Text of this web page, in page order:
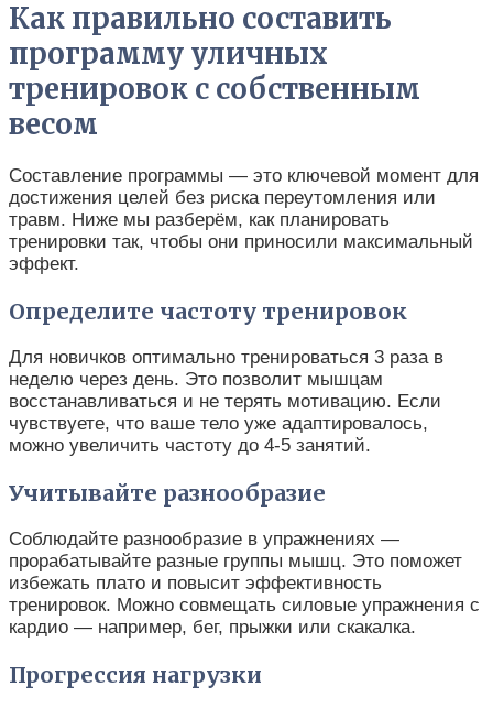
Как правильно составить
программу уличных
тренировок с собственным
весом
Составление программы — это ключевой момент для
достижения целей без риска переутомления или
травм. Ниже мы разберём, как планировать
тренировки так, чтобы они приносили максимальный
эффект.
Определите частоту тренировок
Для новичков оптимально тренироваться 3 раза в
неделю через день. Это позволит мышцам
восстанавливаться и не терять мотивацию. Если
чувствуете, что ваше тело уже адаптировалось,
можно увеличить частоту до 4-5 занятий.
Учитывайте разнообразие
Соблюдайте разнообразие в упражнениях —
прорабатывайте разные группы мышц. Это поможет
избежать плато и повысит эффективность
тренировок. Можно совмещать силовые упражнения с
кардио — например, бег, прыжки или скакалка.
Прогрессия нагрузки